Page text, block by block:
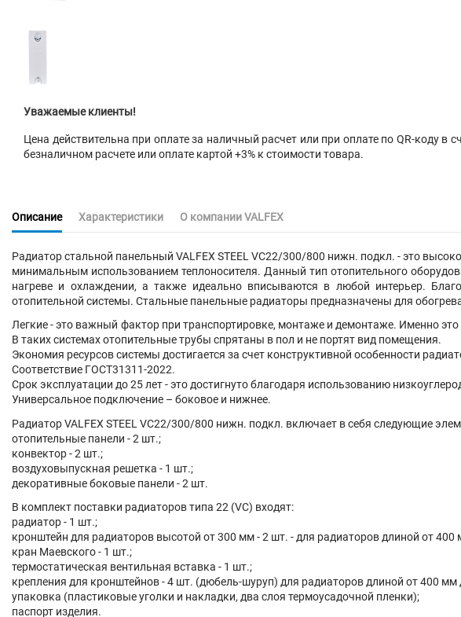
Уважаемые клиенты!
Цена действительна при оплате за наличный расчет или при оплате по QR-коду в
безналичном расчете или оплате картой +3% к стоимости товара.
Описание Характеристики О компании VALFEX
Радиатор стальной панельный VALFEX STEEL VC22/300/800 нижн. подкл. - это
минимальным использованием теплоносителя. Данный тип отопительного
нагреве и охлаждении, а также идеально вписываются в любой интерьер.
отопительной системы. Стальные панельные радиаторы предназначены для
Легкие - это важный фактор при транспортировке, монтаже и демонтаже. Именно
В таких системах отопительные трубы спрятаны в пол и не портят вид помещения.
Экономия ресурсов системы достигается за счет конструктивной особенности
Соответствие ГОСТ31311-2022.
Срок эксплуатации до 25 лет - это достигнуто благодаря использованию
Универсальное подключение – боковое и нижнее.
Радиатор VALFEX STEEL VC22/300/800 нижн. подкл. включает в себя следующие
отопительные панели - 2 шт.;
конвектор - 2 шт.;
воздуховыпускная решетка - 1 шт.;
декоративные боковые панели - 2 шт.
В комплект поставки радиаторов типа 22 (VC) входят:
радиатор - 1 шт.;
кронштейн для радиаторов высотой от 300 мм - 2 шт. - для радиаторов длиной от
кран Маевского - 1 шт.;
термостатическая вентильная вставка - 1 шт.;
крепления для кронштейнов - 4 шт. (дюбель-шуруп) для радиаторов длиной от 400
упаковка (пластиковые уголки и накладки, два слоя термоусадочной пленки);
паспорт изделия.